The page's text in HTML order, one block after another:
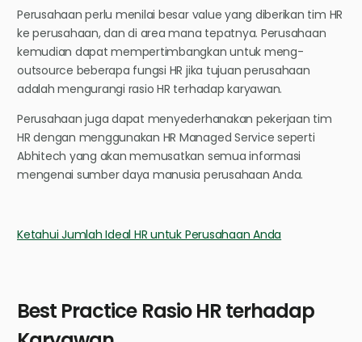
Perusahaan perlu menilai besar value yang diberikan tim HR
ke perusahaan, dan di area mana tepatnya. Perusahaan
kemudian dapat mempertimbangkan untuk meng-
outsource beberapa fungsi HR jika tujuan perusahaan
adalah mengurangi rasio HR terhadap karyawan.
Perusahaan juga dapat menyederhanakan pekerjaan tim
HR dengan menggunakan HR Managed Service seperti
Abhitech yang akan memusatkan semua informasi
mengenai sumber daya manusia perusahaan Anda.
Ketahui Jumlah Ideal HR untuk Perusahaan Anda
Best Practice Rasio HR terhadap